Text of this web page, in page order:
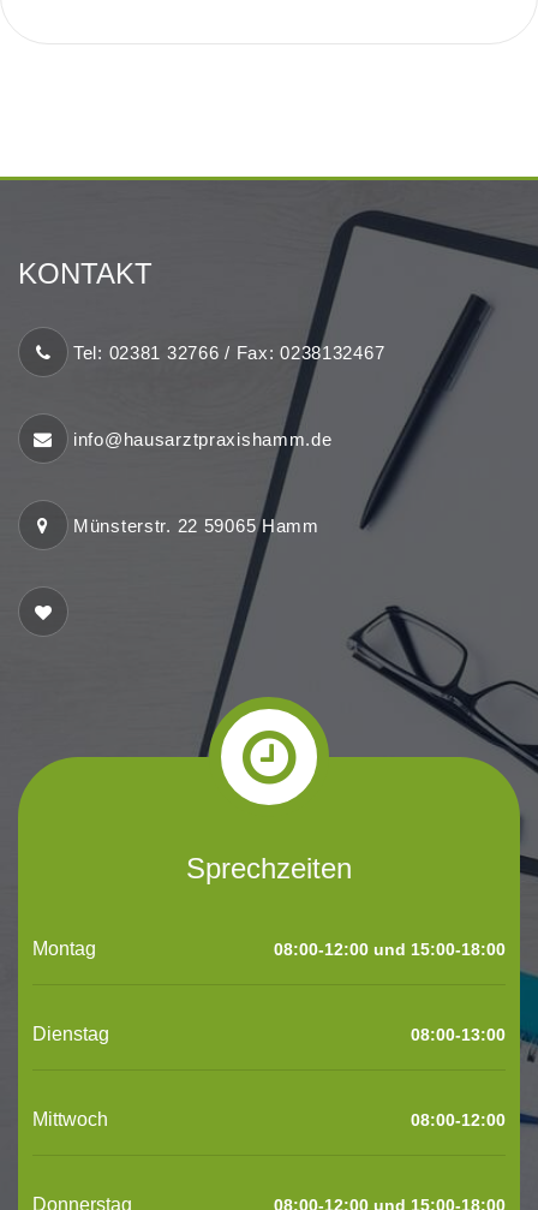
KONTAKT
Tel: 02381 32766 / Fax: 0238132467
info@hausarztpraxishamm.de
Münsterstr. 22 59065 Hamm
Sprechzeiten
Montag 08:00-12:00 und 15:00-18:00
Dienstag 08:00-13:00
Mittwoch 08:00-12:00
Donnerstag 08:00-12:00 und 15:00-18:00